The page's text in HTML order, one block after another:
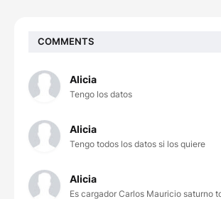
COMMENTS
Alicia
Tengo los datos
Alicia
Tengo todos los datos si los quiere
Alicia
Es cargador Carlos Mauricio saturno